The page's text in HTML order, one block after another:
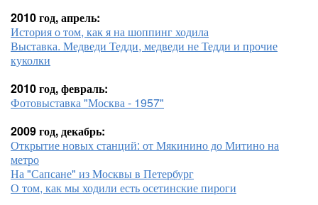
2010 год, апрель:
История о том, как я на шоппинг ходила
Выставка. Медведи Тедди, медведи не Тедди и прочие
куколки
2010 год, февраль:
Фотовыставка "Москва - 1957"
2009 год, декабрь:
Открытие новых станций: от Мякинино до Митино на
метро
На "Сапсане" из Москвы в Петербург
О том, как мы ходили есть осетинские пироги